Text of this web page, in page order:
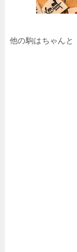
他の駒はちゃんと